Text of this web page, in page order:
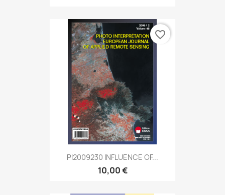
PI2009230 INFLUENCE OF...
10,00 €
favorite_border